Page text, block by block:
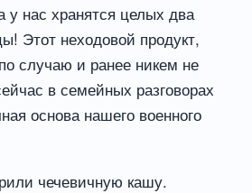
у нас хранятся целых два
Этот неходовой продукт,
случаю и ранее никем не
в семейных разговорах
основа нашего военного
чечевичную кашу.